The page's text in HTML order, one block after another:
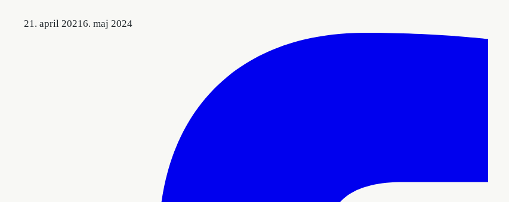
21. april 20216. maj 2024